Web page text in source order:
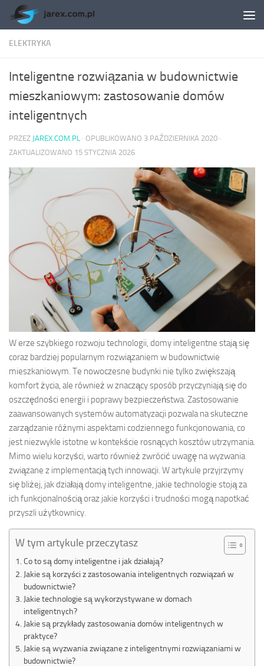
Skip to content
ELEKTRYKA
Inteligentne rozwiązania w budownictwie
mieszkaniowym: zastosowanie domów
inteligentnych
PRZEZ JAREX.COM.PL · OPUBLIKOWANO 3 PAŹDZIERNIKA 2020 ·
ZAKTUALIZOWANO 15 STYCZNIA 2026
W erze szybkiego rozwoju technologii, domy inteligentne stają się
coraz bardziej popularnym rozwiązaniem w budownictwie
mieszkaniowym. Te nowoczesne budynki nie tylko zwiększają
komfort życia, ale również w znaczący sposób przyczyniają się do
oszczędności energii i poprawy bezpieczeństwa. Zastosowanie
zaawansowanych systemów automatyzacji pozwala na skuteczne
zarządzanie różnymi aspektami codziennego funkcjonowania, co
jest niezwykle istotne w kontekście rosnących kosztów utrzymania.
Mimo wielu korzyści, warto również zwrócić uwagę na wyzwania
związane z implementacją tych innowacji. W artykule przyjrzymy
się bliżej, jak działają domy inteligentne, jakie technologie stoją za
ich funkcjonalnością oraz jakie korzyści i trudności mogą napotkać
przyszli użytkownicy.
W tym artykule przeczytasz
Co to są domy inteligentne i jak działają?
Jakie są korzyści z zastosowania inteligentnych rozwiązań w
budownictwie?
Jakie technologie są wykorzystywane w domach
inteligentnych?
Jakie są przykłady zastosowania domów inteligentnych w
praktyce?
Jakie są wyzwania związane z inteligentnymi rozwiązaniami w
budownictwie?